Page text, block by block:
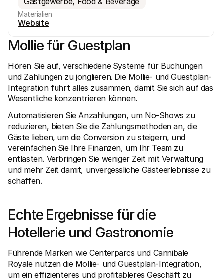
Materialien
Website
Mollie für Guestplan
Hören Sie auf, verschiedene Systeme für Buchungen
und Zahlungen zu jonglieren. Die Mollie- und Guestplan-
Integration führt alles zusammen, damit Sie sich auf das
Wesentliche konzentrieren können.
Automatisieren Sie Anzahlungen, um No-Shows zu
reduzieren, bieten Sie die Zahlungsmethoden an, die
Gäste lieben, um die Conversion zu steigern, und
vereinfachen Sie Ihre Finanzen, um Ihr Team zu
entlasten. Verbringen Sie weniger Zeit mit Verwaltung
und mehr Zeit damit, unvergessliche Gästeerlebnisse zu
schaffen.
Echte Ergebnisse für die
Hotellerie und Gastronomie
Führende Marken wie Centerparcs und Cannibale
Royale nutzen die Mollie- und Guestplan-Integration,
um ein effizienteres und profitableres Geschäft zu
Technische Ressourcen
Developer-Portal
Entdecken Sie unsere Ressourcen und Updates für
Developer
Bibliotheken
Integrieren Sie Mollie mit unseren Plug-and-Play-Paketen
Discord community
Werden Sie Teil der Entwickler-Community
Mollie-
Über Mollie
Preise
Sehen Sie sich unsere Preise an
Über uns
Unsere Story und Werte
News
Kommen Sie zu uns - wir stellen ein!
für Ihr
Kontakt
Für Endkunden
Warum steht Mollie auf Ihrem Kontoauszug?
Kontaktieren Sie unseren Händler-Support
Sales-Team kontaktieren
Erfahren Sie, wie wir Ihrem Unternehmen helfen können